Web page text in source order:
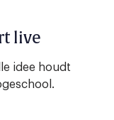
live
idee houdt